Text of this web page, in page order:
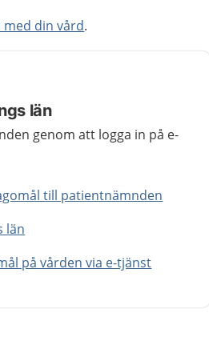
din vård.
län
genom att logga in på e-
till patientnämnden
län
på vården via e-tjänst
län